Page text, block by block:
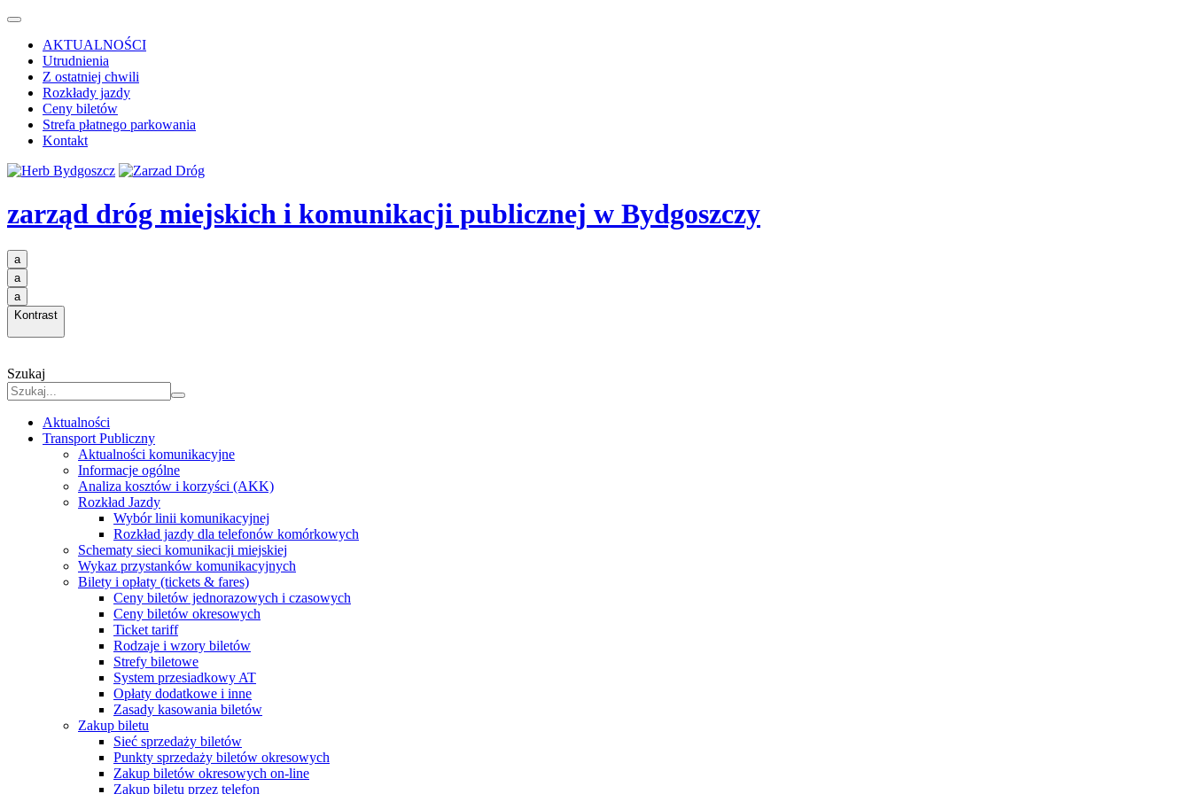
AKTUALNOŚCI
Utrudnienia
Z ostatniej chwili
Rozkłady jazdy
Ceny biletów
Strefa płatnego parkowania
Kontakt
zarząd dróg miejskich i komunikacji publicznej w Bydgoszczy
a
a
a
Kontrast
Szukaj
Aktualności
Transport Publiczny
Aktualności komunikacyjne
Informacje ogólne
Analiza kosztów i korzyści (AKK)
Rozkład Jazdy
Wybór linii komunikacyjnej
Rozkład jazdy dla telefonów komórkowych
Schematy sieci komunikacji miejskiej
Wykaz przystanków komunikacyjnych
Bilety i opłaty (tickets & fares)
Ceny biletów jednorazowych i czasowych
Ceny biletów okresowych
Ticket tariff
Rodzaje i wzory biletów
Strefy biletowe
System przesiadkowy AT
Opłaty dodatkowe i inne
Zasady kasowania biletów
Zakup biletu
Sieć sprzedaży biletów
Punkty sprzedaży biletów okresowych
Zakup biletów okresowych on-line
Zakup biletu przez telefon